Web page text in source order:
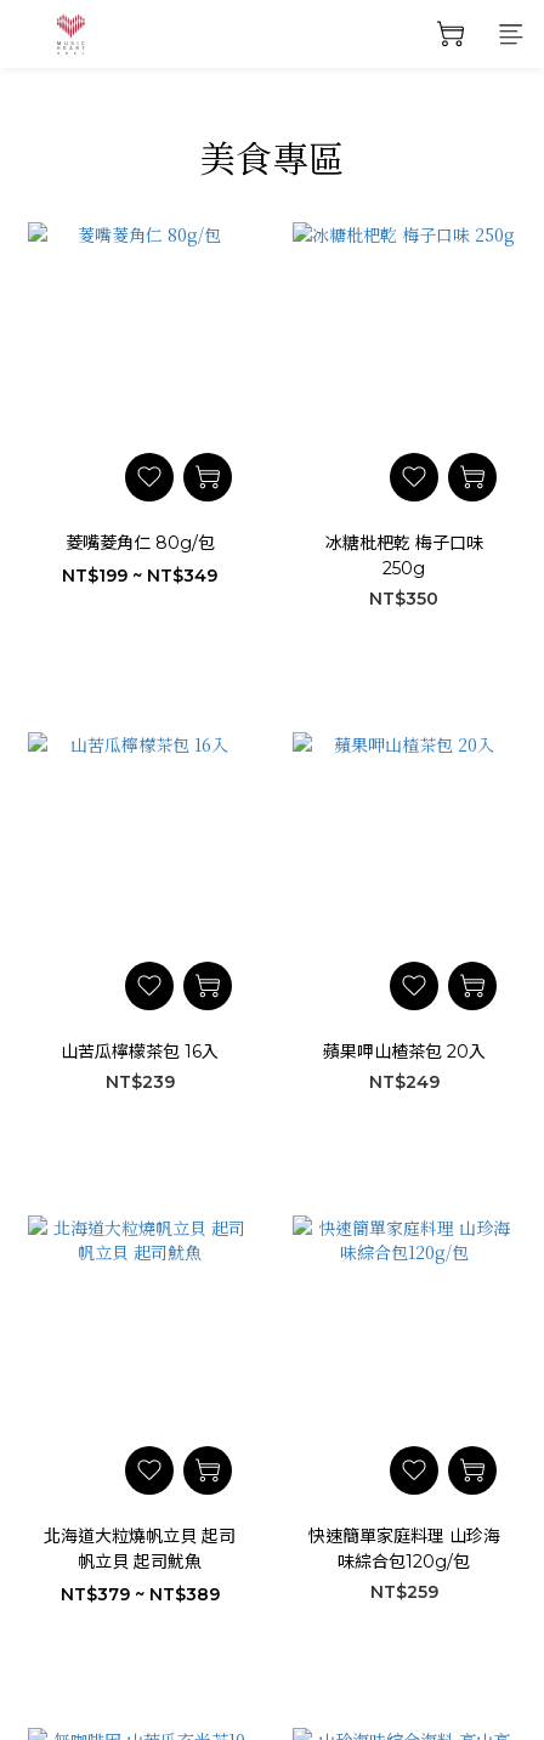
美食專區
菱嘴菱角仁 80g/包
NT$199 ~ NT$349
冰糖枇杷乾 梅子口味
250g
NT$350
山苦瓜檸檬茶包 16入
NT$239
蘋果呷山楂茶包 20入
NT$249
北海道大粒燒帆立貝 起司
帆立貝 起司魷魚
NT$379 ~ NT$389
快速簡單家庭料理 山珍海
味綜合包120g/包
NT$259